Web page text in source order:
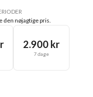
den nøjagtige pris.
2.900 kr
7 dage